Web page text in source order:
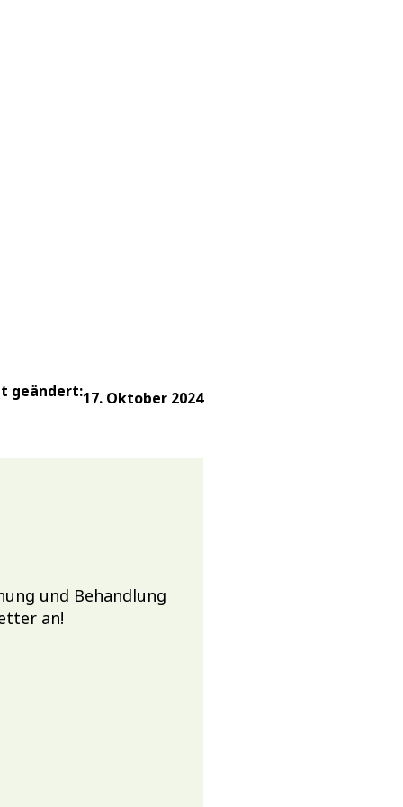
geändert:17. Oktober 2024
und Behandlung
an!